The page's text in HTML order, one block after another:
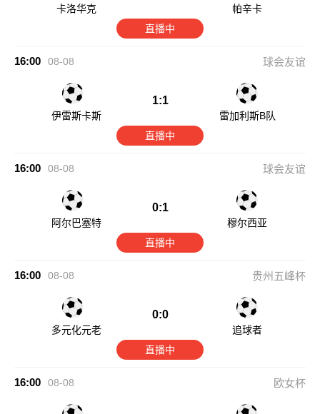
卡洛华克
帕辛卡
直播中
16:00 08-08 球会友谊
伊雷斯卡斯
1:1
雷加利斯B队
直播中
16:00 08-08 球会友谊
阿尔巴塞特
0:1
穆尔西亚
直播中
16:00 08-08 贵州五峰杯
多元化元老
0:0
追球者
直播中
16:00 08-08 欧女杯